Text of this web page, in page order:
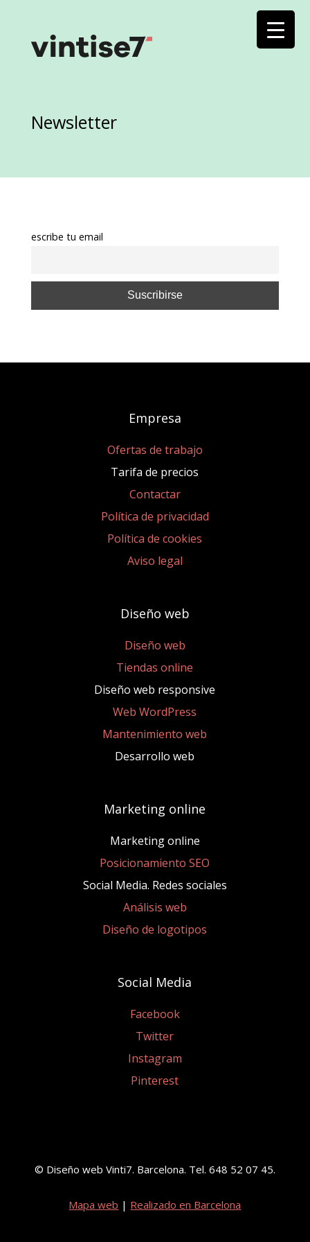
Newsletter
escribe tu email
Empresa
Ofertas de trabajo
Tarifa de precios
Contactar
Política de privacidad
Política de cookies
Aviso legal
Diseño web
Diseño web
Tiendas online
Diseño web responsive
Web WordPress
Mantenimiento web
Desarrollo web
Marketing online
Marketing online
Posicionamiento SEO
Social Media. Redes sociales
Análisis web
Diseño de logotipos
Social Media
Facebook
Twitter
Instagram
Pinterest
© Diseño web Vinti7. Barcelona. Tel. 648 52 07 45.
Mapa web | Realizado en Barcelona